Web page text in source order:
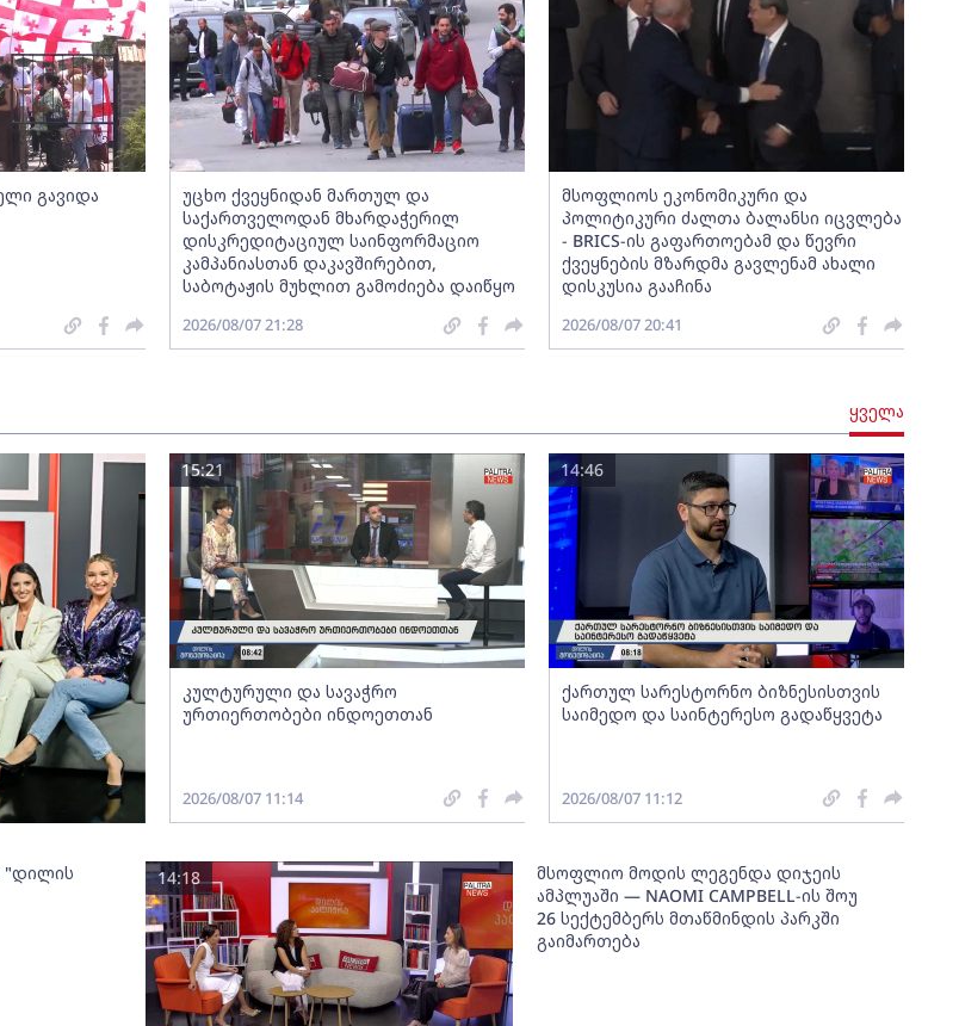
გავიდა
უცხო ქვეყნიდან მართულ და
საქართველოდან მხარდაჭერილ
დისკრედიტაციულ საინფორმაციო
კამპანიასთან დაკავშირებით,
საბოტაჟის მუხლით გამოძიება დაიწყო
2026/08/07 21:28
მსოფლიოს ეკონომიკური და
პოლიტიკური ძალთა ბალანსი იცვლება
- BRICS-ის გაფართოებამ და წევრი
ქვეყნების მზარდმა გავლენამ ახალი
დისკუსია გააჩინა
2026/08/07 20:41
ყველა
კულტურული და სავაჭრო
ურთიერთობები ინდოეთთან
15:21
2026/08/07 11:14
ქართულ სარესტორნო ბიზნესისთვის
საიმედო და საინტერესო გადაწყვეტა
14:46
2026/08/07 11:12
"დილის
მსოფლიო მოდის ლეგენდა დიჯეის
ამპლუაში — NAOMI CAMPBELL-ის შოუ
26 სექტემბერს მთაწმინდის პარკში
გაიმართება
14:18